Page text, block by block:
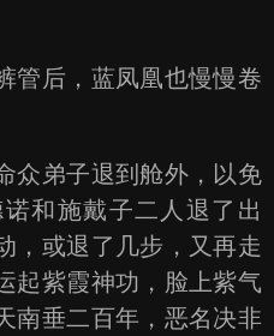
后，蓝凤凰也慢慢卷
弟子退到舱外，以免
和施戴子二人退了出
，或退了几步，又再走
起紫霞神功，脸上紫气
南垂二百年，恶名决非